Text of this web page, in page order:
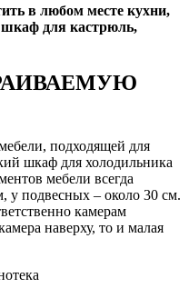
в любом месте кухни,
для кастрюль,
подходящей для
шкаф для холодильника
мебели всегда
у подвесных – около 30 см.
камерам
наверху, то и малая